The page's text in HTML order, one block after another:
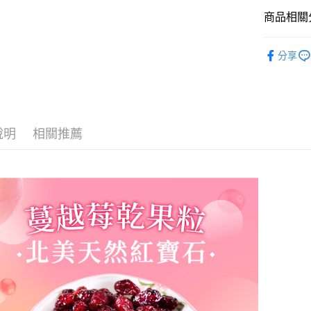
【注意事
求債權轉
商品相關
分享
明 相關推薦